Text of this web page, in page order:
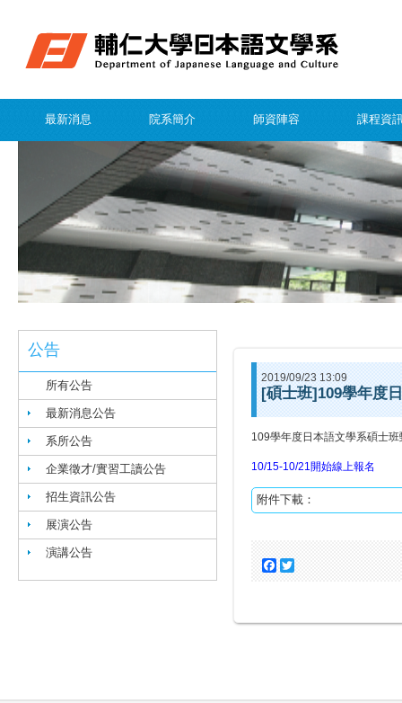
最新消息 院系簡介 師資陣容 課程資
公告
所有公告
最新消息公告
系所公告
企業徵才/實習工讀公告
招生資訊公告
展演公告
演講公告
2019/09/23 13:09
[碩士班]109學年度
109學年度日本語文學系碩士
10/15-10/21開始線上報名
附件下載：
Facebook